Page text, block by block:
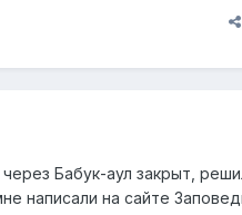
Бабук-аул закрыт,
написали на сайте